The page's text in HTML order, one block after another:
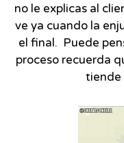
no le explicas al
ve ya cuando la
el final. Puede
proceso recuerda
tiende